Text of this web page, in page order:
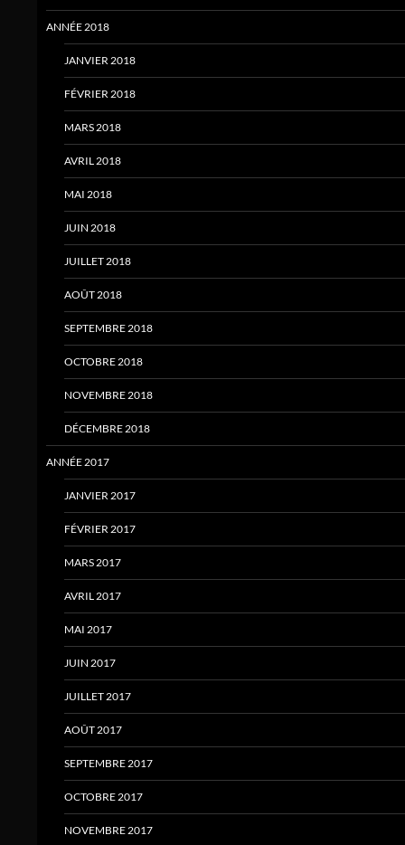
ANNÉE 2018
JANVIER 2018
FÉVRIER 2018
MARS 2018
AVRIL 2018
MAI 2018
JUIN 2018
JUILLET 2018
AOÛT 2018
SEPTEMBRE 2018
OCTOBRE 2018
NOVEMBRE 2018
DÉCEMBRE 2018
ANNÉE 2017
JANVIER 2017
FÉVRIER 2017
MARS 2017
AVRIL 2017
MAI 2017
JUIN 2017
JUILLET 2017
AOÛT 2017
SEPTEMBRE 2017
OCTOBRE 2017
NOVEMBRE 2017